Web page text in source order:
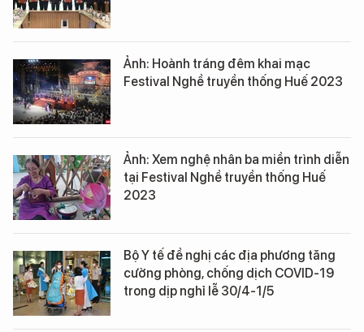
Ảnh: Hoành tráng đêm khai mạc
Festival Nghề truyền thống Huế 2023
Ảnh: Xem nghệ nhân ba miền trình diễn
tại Festival Nghề truyền thống Huế
2023
Bộ Y tế đề nghị các địa phương tăng
cường phòng, chống dịch COVID-19
trong dịp nghỉ lễ 30/4-1/5